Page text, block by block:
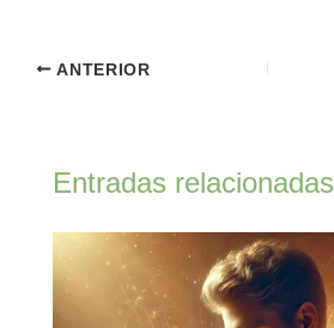
ANTERIOR
Entradas relacionadas